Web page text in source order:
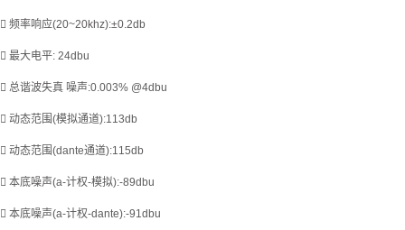
 频率响应(20~20khz):±0.2db
 最大电平: 24dbu
 总谐波失真 噪声:0.003% @4dbu
 动态范围(模拟通道):113db
 动态范围(dante通道):115db
 本底噪声(a-计权-模拟):-89dbu
 本底噪声(a-计权-dante):-91dbu